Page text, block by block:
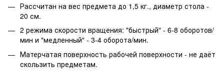
Рассчитан на вес предмета до 1,5 кг., диаметр стола -
20 см.
2 режима скорости вращения: "быстрый" - 6-8 оборотов/
мин и "медленный" - 3-4 оборота/мин.
Матерчатая поверхность рабочей поверхности - не даёт
скользить предметам.